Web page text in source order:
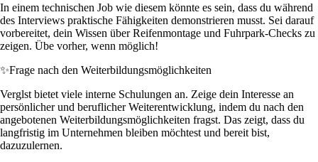
In einem technischen Job wie diesem könnte es sein, dass du während
des Interviews praktische Fähigkeiten demonstrieren musst. Sei darauf
vorbereitet, dein Wissen über Reifenmontage und Fuhrpark-Checks zu
zeigen. Übe vorher, wenn möglich!
✨Frage nach den Weiterbildungsmöglichkeiten
Verglst bietet viele interne Schulungen an. Zeige dein Interesse an
persönlicher und beruflicher Weiterentwicklung, indem du nach den
angebotenen Weiterbildungsmöglichkeiten fragst. Das zeigt, dass du
langfristig im Unternehmen bleiben möchtest und bereit bist,
dazuzulernen.